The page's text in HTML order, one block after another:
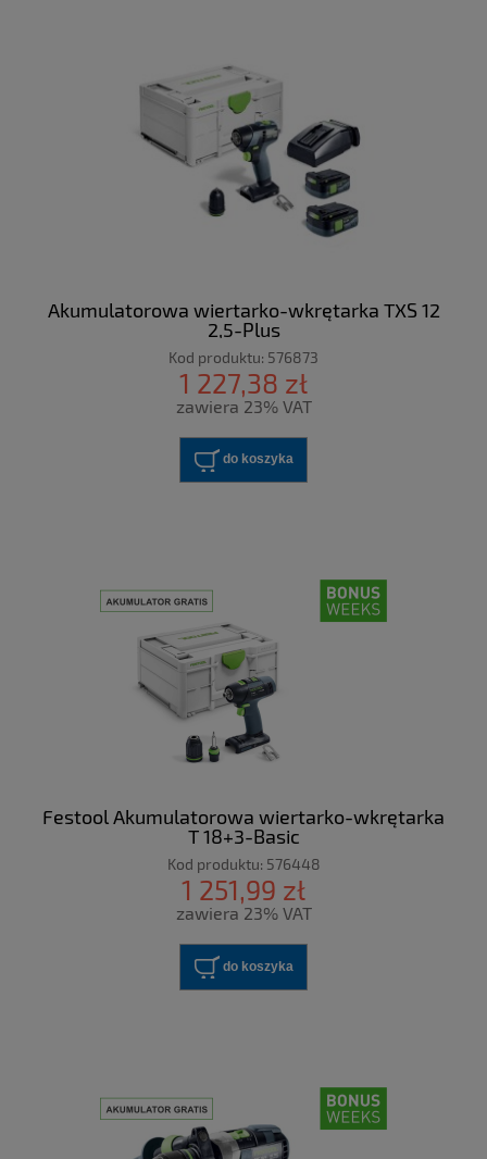
Akumulatorowa wiertarko-wkrętarka TXS 12
2,5-Plus
Kod produktu: 576873
1 227,38 zł
zawiera 23% VAT
do koszyka
Festool Akumulatorowa wiertarko-wkrętarka
T 18+3-Basic
Kod produktu: 576448
1 251,99 zł
zawiera 23% VAT
do koszyka